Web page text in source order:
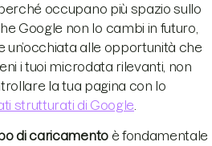
occupano più spazio sullo
Google non lo cambi in futuro,
alle opportunità che
i tuoi microdata rilevanti, non
la tua pagina con lo
strutturati di Google
di caricamentoè fondamentale